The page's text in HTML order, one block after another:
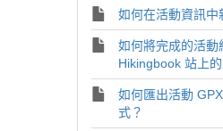
如何在活動資訊中
如何將完成的活動
Hikingbook 站上
如何匯出活動
式？